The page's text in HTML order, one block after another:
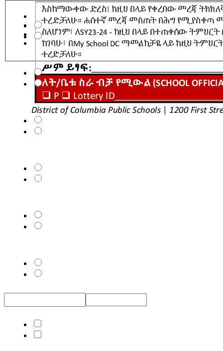
Ethnic Designation
Allergies
Required medication
Enroll Method